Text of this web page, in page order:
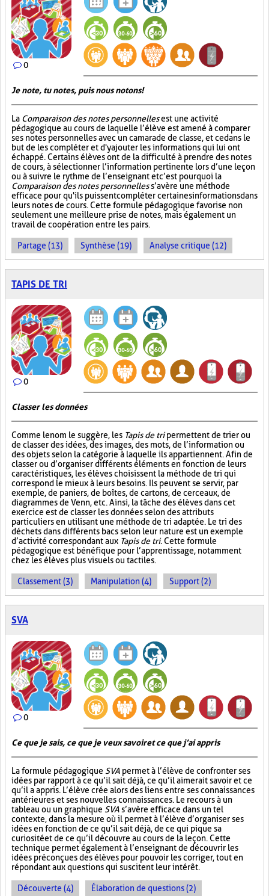
0
Je note, tu notes, puis nous notons!
La Comparaison des notes personnellesest une activité
pédagogique au cours de laquelle l’élève est amené à comparer
ses notes personnelles avec un camarade de classe, et ce dans le
but de les compléter et d'y ajouter les informations qui lui ont
échappé. Certains élèves ont de la difficulté à prendre des notes
de cours, à sélectionner l’information pertinente lors d’une leçon
ou à suivre le rythme de l’enseignant et c’est pourquoi la
Comparaison des notes personnelless’avère une méthode
efficace pour qu'ils puissent compléter certaines informations dans
leurs notes de cours. Cette formule pédagogique favorise non
seulement une meilleure prise de notes, mais également un
travail de coopération entre les pairs.
Partage (13) Synthèse (19) Analyse critique (12)
TAPIS DE TRI
0
Classer les données
Comme le nom le suggère, les Tapis de tripermettent de trier ou
de classer des idées, des images, des mots, de l’information ou
des objets selon la catégorie à laquelle ils appartiennent. Afin de
classer ou d’organiser différents éléments en fonction de leurs
caractéristiques, les élèves choisissent la méthode de tri qui
correspond le mieux à leurs besoins. Ils peuvent se servir, par
exemple, de paniers, de boîtes, de cartons, de cerceaux, de
diagrammes de Venn, etc. Ainsi, la tâche des élèves dans cet
exercice est de classer les données selon des attributs
particuliers en utilisant une méthode de tri adaptée. Le tri des
déchets dans différents bacs selon leur nature est un exemple
d’activité correspondant aux Tapis de tri. Cette formule
pédagogique est bénéfique pour l’apprentissage, notamment
chez les élèves plus visuels ou tactiles.
Classement (3) Manipulation (4) Support (2)
SVA
0
Ce que je sais, ce que je veux savoir et ce que j’ai appris
La formule pédagogique SVA permet à l’élève de confronter ses
idées par rapport à ce qu’il sait déjà, ce qu’il aimerait savoir et ce
qu’il a appris. L’élève crée alors des liens entre ses connaissances
antérieures et ses nouvelles connaissances. Le recours à un
tableau ou un graphique SVA s’avère efficace dans un tel
contexte, dans la mesure où il permet à l’élève d’organiser ses
idées en fonction de ce qu’il sait déjà, de ce qui pique sa
curiosité et de ce qu’il découvre au cours de la leçon. Cette
technique permet également à l’enseignant de découvrir les
idées préconçues des élèves pour pouvoir les corriger, tout en
répondant aux questions qui suscitent leur intérêt.
Découverte (4) Élaboration de questions (2)